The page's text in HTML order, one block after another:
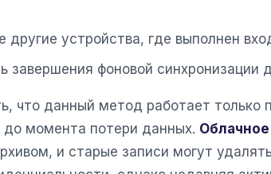
другие устройства, где выполнен
завершения фоновой синхронизации
что данный метод работает только
до момента потери данных.
и старые записи могут